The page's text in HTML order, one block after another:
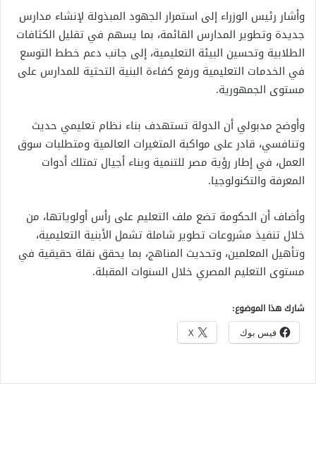
وأشار رئيس الوزراء إلى استمرار الجهود المبذولة لإنشاء مدارس
جديدة وتطوير المدارس القائمة، بما يسهم في تقليل الكثافات
الطلابية وتحسين البيئة التعليمية، إلى جانب دعم خطط التوسع
في الخدمات التعليمية ورفع كفاءة البنية التحتية للمدارس على
مستوى الجمهورية.
وأوضح مدبولي أن الدولة تستهدف بناء نظام تعليمي حديث
وتنافسي، قادر على مواكبة المتغيرات العالمية ومتطلبات سوق
العمل، في إطار رؤية مصر للتنمية وبناء أجيال تمتلك أدوات
المعرفة والتكنولوجيا.
وأضاف أن الحكومة تضع ملف التعليم على رأس أولوياتها، من
خلال تنفيذ مشروعات تطوير شاملة تشمل الأبنية التعليمية،
وتأهيل المعلمين، وتحديث المناهج، بما يحقق نقلة حقيقية في
مستوى التعليم المصري خلال السنوات المقبلة.
شارك هذا الموضوع:
فيس بوك X